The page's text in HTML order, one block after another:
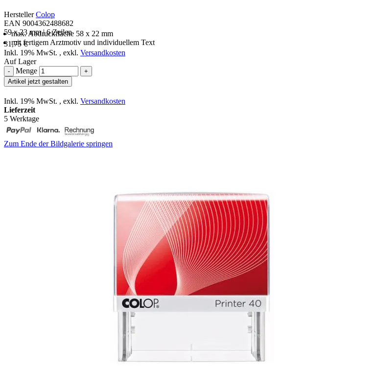
HerstellerColop
EAN 9004362488682
59 x 23 mm | 6 Zeilen
max. Abdruckfläche 58 x 22 mm
mit fertigem Arztmotiv und individuellem Text
31,75 €
Inkl. 19% MwSt. , exkl. Versandkosten
Auf Lager
- Menge
+
Artikel jetzt gestalten
Inkl. 19% MwSt. , exkl. Versandkosten
Lieferzeit
5 Werktage
Zum Ende der Bildgalerie springen